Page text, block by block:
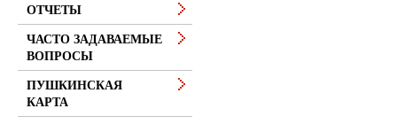
ОТЧЕТЫ
ЧАСТО ЗАДАВАЕМЫЕ
ВОПРОСЫ
ПУШКИНСКАЯ
КАРТА